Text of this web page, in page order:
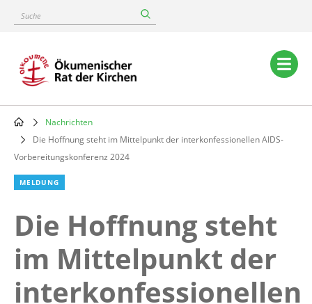
content
Suche
Main
navigation
Breadcrumb
Nachrichten
Die Hoffnung steht im Mittelpunkt der interkonfessionellen AIDS-
Vorbereitungskonferenz 2024
MELDUNG
Die Hoffnung steht
im Mittelpunkt der
interkonfessionellen